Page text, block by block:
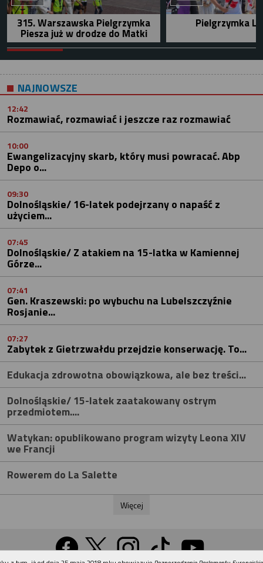
315. Warszawska Pielgrzymka
Piesza już w drodze do Matki
Pielgrzymka
NAJNOWSZE
12:42
Rozmawiać, rozmawiać i jeszcze raz rozmawiać
10:00
Ewangelizacyjny skarb, który musi powracać. Abp
Depo o...
09:30
Dolnośląskie/ 16-latek podejrzany o napaść z
użyciem...
07:45
Dolnośląskie/ Z atakiem na 15-latka w Kamiennej
Górze...
07:41
Gen. Kraszewski: po wybuchu na Lubelszczyźnie
Rosjanie...
07:27
Zabytek z Gietrzwałdu przejdzie konserwację. To...
Edukacja zdrowotna obowiązkowa, ale bez treści...
Dolnośląskie/ 15-latek zaatakowany ostrym
przedmiotem....
Watykan: opublikowano program wizyty Leona XIV
we Francji
Rowerem do La Salette
Więcej